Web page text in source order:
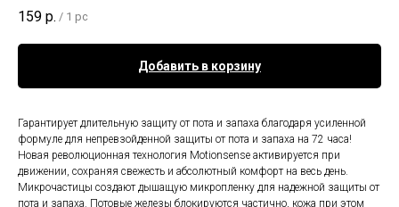
159 р. / 1 pc
Добавить в корзину
Гарантирует длительную защиту от пота и запаха благодаря усиленной
формуле для непревзойденной защиты от пота и запаха на 72 часа!
Новая революционная технология Motionsense активируется при
движении, сохраняя свежесть и абсолютный комфорт на весь день.
Микрочастицы создают дышащую микропленку для надежной защиты от
пота и запаха. Потовые железы блокируются частично, кожа при этом